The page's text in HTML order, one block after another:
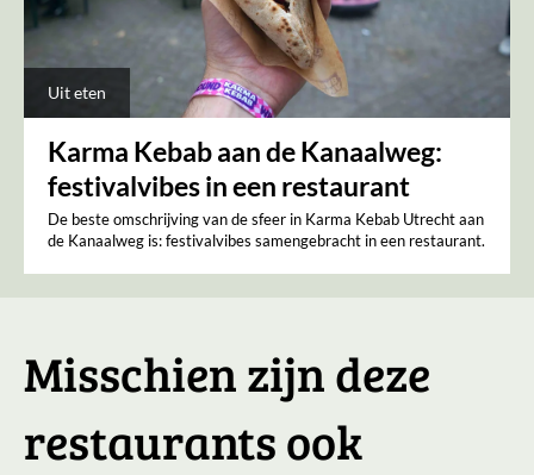
Uit eten
Karma Kebab aan de Kanaalweg:
festivalvibes in een restaurant
De beste omschrijving van de sfeer in Karma Kebab Utrecht aan
de Kanaalweg is: festivalvibes samengebracht in een restaurant.
Misschien zijn deze
restaurants ook